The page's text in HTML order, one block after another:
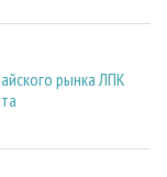
рынка ЛПК